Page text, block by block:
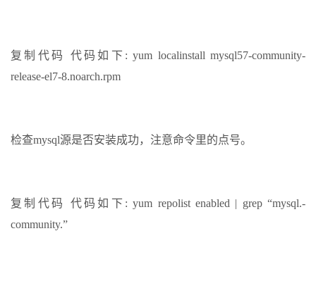
复制代码 代码如下: yum localinstall mysql57-community-
release-el7-8.noarch.rpm
检查mysql源是否安装成功，注意命令里的点号。
复制代码 代码如下: yum repolist enabled | grep “mysql.-
community.”